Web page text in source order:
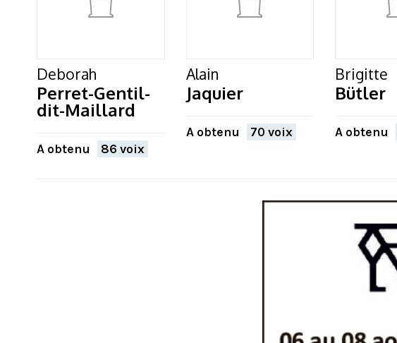
Deborah
Perret-Gentil-
dit-Maillard
A obtenu 86 voix
Alain
Jaquier
A obtenu 70 voix
Brigitte
Bütler
A obtenu